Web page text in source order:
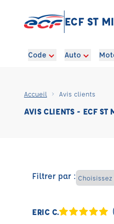
ECF ST
Code Auto
Accueil Avis clients
AVIS CLIENTS - ECF ST
Filtrer par :
ERIC C.